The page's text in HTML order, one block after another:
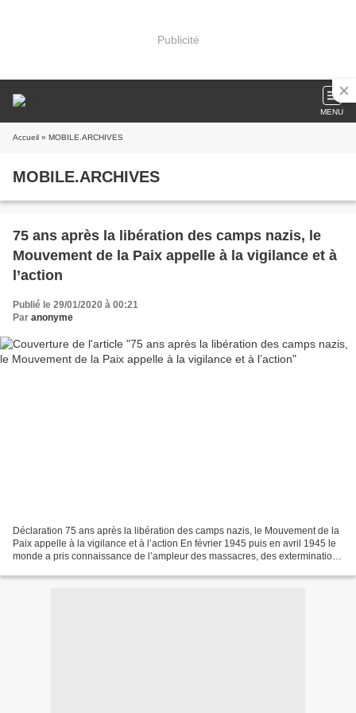
Publicité
MENU
Accueil » MOBILE.ARCHIVES
MOBILE.ARCHIVES
75 ans après la libération des camps nazis, le
Mouvement de la Paix appelle à la vigilance et à
l’action
Publié le 29/01/2020 à 00:21
Par anonyme
Déclaration 75 ans après la libération des camps nazis, le Mouvement de la
Paix appelle à la vigilance et à l’action En février 1945 puis en avril 1945 le
monde a pris connaissance de l’ampleur des massacres, des exterminations